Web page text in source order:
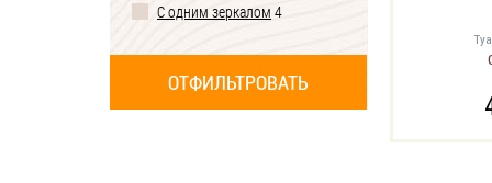
С одним зеркалом 4